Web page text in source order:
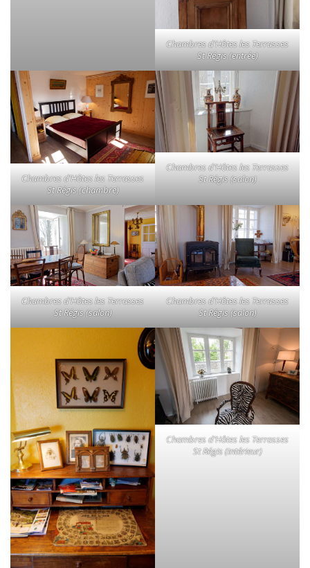
Chambres d’Hôtes les Terrasses
St Régis (entrée)
Chambres d’Hôtes les Terrasses
St Régis (chambre)
Chambres d’Hôtes les Terrasses
St Régis (salon)
Chambres d’Hôtes les Terrasses
St Régis (salon)
Chambres d’Hôtes les Terrasses
St Régis (salon)
Chambres d’Hôtes les Terrasses
St Régis (intérieur)